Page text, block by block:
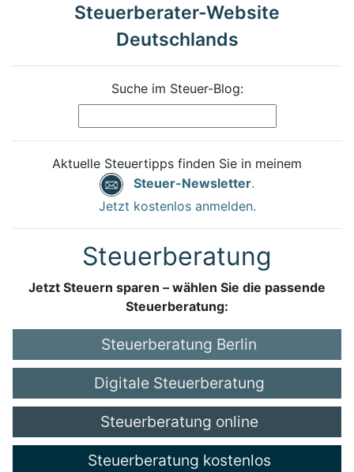
Steuerberater-Website
Deutschlands
Suche im Steuer-Blog:
Aktuelle Steuertipps finden Sie in meinem
Steuer-Newsletter.
Jetzt kostenlos anmelden.
Steuerberatung
Jetzt Steuern sparen – wählen Sie die passende
Steuerberatung:
Steuerberatung Berlin
Digitale Steuerberatung
Steuerberatung online
Steuerberatung kostenlos